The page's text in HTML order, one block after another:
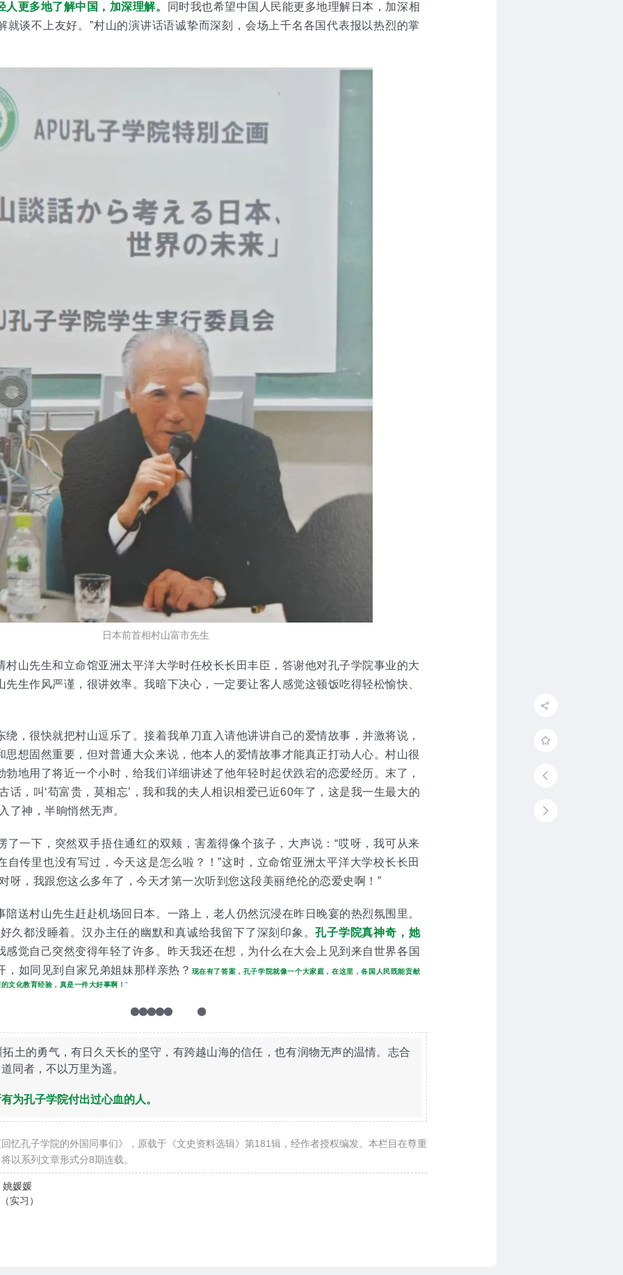
更多地了解中国，加深理解。
同时我也希望中国人民能更多地理解日本，加深相
就谈不上友好。”村山的演讲话语诚挚而深刻，会场上千名各国代表报以热烈的掌
日本前首相村山富市先生
村山先生和立命馆亚洲太平洋大学时任校长长田丰臣，答谢他对孔子学院事业的大
先生作风严谨，很讲效率。我暗下决心，一定要让客人感觉这顿饭吃得轻松愉快、
绕，很快就把村山逗乐了。接着我单刀直入请他讲讲自己的爱情故事，并激将说，
思想固然重要，但对普通大众来说，他本人的爱情故事才能真正打动人心。村山很
勃地用了将近一个小时，给我们详细讲述了他年轻时起伏跌宕的恋爱经历。末了，
话，叫‘苟富贵，莫相忘’，我和我的夫人相识相爱已近60年了，这是我一生最大的
了神，半晌悄然无声。
了一下，突然双手捂住通红的双颊，害羞得像个孩子，大声说：“哎呀，我可从来
自传里也没有写过，今天这是怎么啦？！”这时，立命馆亚洲太平洋大学校长长田
呀，我跟您这么多年了，今天才第一次听到您这段美丽绝伦的恋爱史啊！”
陪送村山先生赶赴机场回日本。一路上，老人仍然沉浸在昨日晚宴的热烈氛围里。
久都没睡着。汉办主任的幽默和真诚给我留下了深刻印象。孔子学院真神奇，她
感觉自己突然变得年轻了许多。昨天我还在想，为什么在大会上见到来自世界各国
，如同见到自家兄弟姐妹那样亲热？ 现在有了答案，孔子学院就像一个大家庭，在这里，各国人民既能贡献
文化教育经验，真是一件大好事啊！ ”
土的勇气，有日久天长的坚守，有跨越山海的信任，也有润物无声的温情。志合
同者，不以万里为遥。
有为孔子学院付出过心血的人。
忆孔子学院的外国同事们》，原载于《文史资料选辑》第181辑，经作者授权编发。本栏目在尊重
以系列文章形式分8期连载。
姚媛媛
实习）